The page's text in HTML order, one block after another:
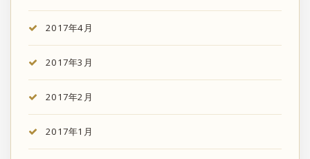
2017年4月
2017年3月
2017年2月
2017年1月